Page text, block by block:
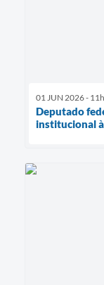
01 JUN 2026 -
Deputado
institucional